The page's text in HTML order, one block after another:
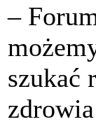
–
szukać